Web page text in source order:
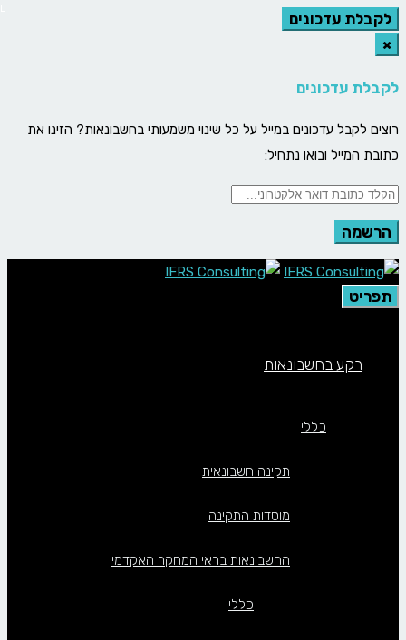
לקבלת עדכונים
×
לקבלת עדכונים
רוצים לקבל עדכונים במייל על כל שינוי משמעותי בחשבונאות? הזינו את
כתובת המייל ובואו נתחיל:
תפריט
רקע בחשבונאות
כללי
תקינה חשבונאית
מוסדות התקינה
החשבונאות בראי המחקר האקדמי
כללי